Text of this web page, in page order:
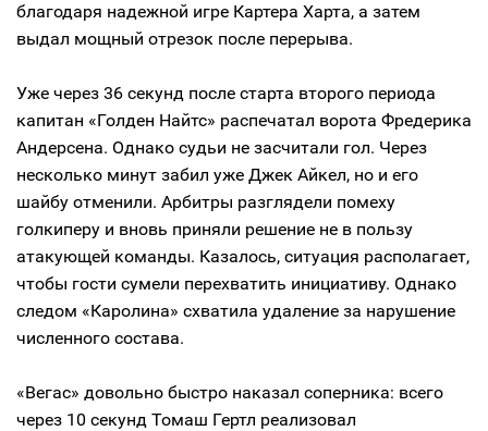
благодаря надежной игре Картера Харта, а затем
выдал мощный отрезок после перерыва.
Уже через 36 секунд после старта второго периода
капитан «Голден Найтс» распечатал ворота Фредерика
Андерсена. Однако судьи не засчитали гол. Через
несколько минут забил уже Джек Айкел, но и его
шайбу отменили. Арбитры разглядели помеху
голкиперу и вновь приняли решение не в пользу
атакующей команды. Казалось, ситуация располагает,
чтобы гости сумели перехватить инициативу. Однако
следом «Каролина» схватила удаление за нарушение
численного состава.
«Вегас» довольно быстро наказал соперника: всего
через 10 секунд Томаш Гертл реализовал